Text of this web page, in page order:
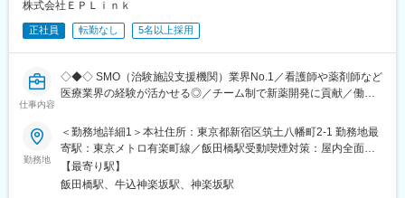
遂行する上で必要な法令から実務まで座学中心でロープレを交え
ながら学んでいきます。その後、各拠点に配属され先輩社員から
業務を引継ぎながらOJT担当者とともに医療機関へ同行するな
ートを用いながら習熟度を測り、入社後1年程度で一人で担当を持
てるようになります。なお、その後も定期的に中途入社者に対し
・チームワーク：通常は1人で業務にあたることが多いですが、困
ったときや先輩や上司がサポートしてくれるため、安心して進め
られます。また、家族の急な体調不良や突発休の場合にも周囲が
代理対応をしてくれる風土があり、チームワークが強みです。
株式会社ＥＰＬｉｎｋ
正社員 転勤なし 5名以上採用
仕事内容
◇◆◇ SMO（治験施設支援機関）業界No.1／看護師や薬剤師など
医療業界の経験が活かせる◎／チーム制で新薬開発に貢献／働き
【CRC=治験コーディネーターとは？】
病院・クリニックを訪問して、患者様や医師や院内スタッフ、さ
らに製薬企業との連絡・調整役を担います。また、治験を受けて
いただく患者様の相談相手となり、じっくり向き合う仕事です。
勤務地
＜勤務地詳細1＞本社住所：東京都新宿区筑土八幡町2-1 勤務地最
寄駅：東京メトロ有楽町線／飯田橋駅受動喫煙対策：屋内全面禁
煙＜勤務地詳細2＞全国いずれかの医療施設住所：全国いずれかの
医療施設 受動喫煙対策：屋内全面禁煙変更の範囲：会社の定める
【最寄り駅】
飯田橋駅、牛込神楽坂駅、神楽坂駅